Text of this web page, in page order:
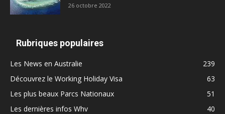
26 octobre 2022
Rubriques populaires
Les News en Australie
239
Découvrez le Working Holiday Visa
63
Les plus beaux Parcs Nationaux
51
Les dernières infos Whv
40